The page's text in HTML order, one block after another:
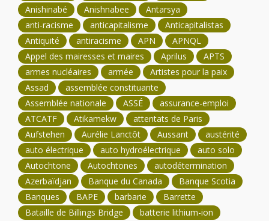
Anishinabé
Anishnabee
Antarsya
anti-racisme
anticapitalisme
Anticapitalistas
Antiquité
antiracisme APN
APNQL
Appel des mairesses et maires
Aprilus
APTS
armes nucléaires
armée
Artistes pour la paix
Assad
assemblée constituante
Assemblée nationale
ASSÉ
assurance-emploi
ATCATF
Atikamekw
attentats de Paris
Aufstehen
Aurélie Lanctôt Aussant
austérité
auto électrique
auto hydroélectrique
auto solo
Autochtone
Autochtones
autodétermination
Azerbaïdjan
Banque du Canada
Banque Scotia
Banques
BAPE barbarie
Barrette
Bataille de Billings Bridge
batterie lithium-ion